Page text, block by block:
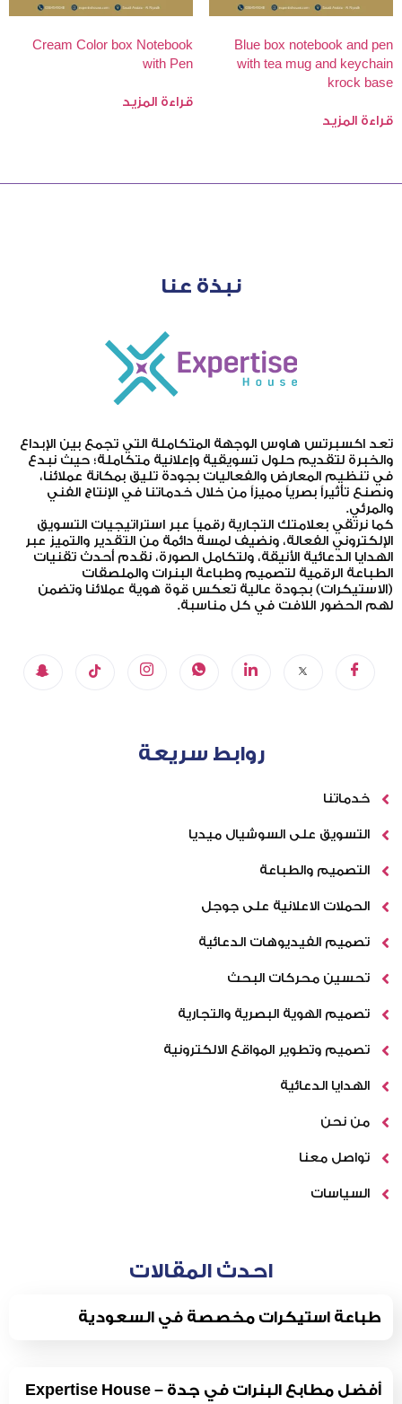
Blue box notebook and pen
with tea mug and keychain
krock base
قراءة المزيد
Cream Color box Notebook
with Pen
قراءة المزيد
نبذة عنا
تعد اكسبرتس هاوس الوجهة المتكاملة التي تجمع بين الإبداع
والخبرة لتقديم حلول تسويقية وإعلانية متكاملة؛ حيث نبدع
في تنظيم المعارض والفعاليات بجودة تليق بمكانة عملائنا،
ونصنع تأثيراً بصرياً مميزاً من خلال خدماتنا في الإنتاج الفني
والمرئي.
كما نرتقي بعلامتك التجارية رقمياً عبر استراتيجيات التسويق
الإلكتروني الفعالة، ونضيف لمسة دائمة من التقدير والتميز عبر
الهدايا الدعائية الأنيقة، ولتكامل الصورة، نقدم أحدث تقنيات
الطباعة الرقمية لتصميم وطباعة البنرات والملصقات
(الاستيكرات) بجودة عالية تعكس قوة هوية عملائنا وتضمن
لهم الحضور اللافت في كل مناسبة.
روابط سريعة
خدماتنا
التسويق على السوشيال ميديا
التصميم والطباعة
الحملات الاعلانية على جوجل
تصميم الفيديوهات الدعائية
تحسين محركات البحث
تصميم الهوية البصرية والتجارية
تصميم وتطوير المواقع الالكترونية
الهدايا الدعائية
من نحن
تواصل معنا
السياسات
احدث المقالات
طباعة استيكرات مخصصة في السعودية
أفضل مطابع البنرات في جدة – Expertise House